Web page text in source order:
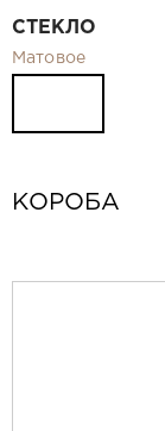
СТЕКЛО
Матовое
КОРОБА